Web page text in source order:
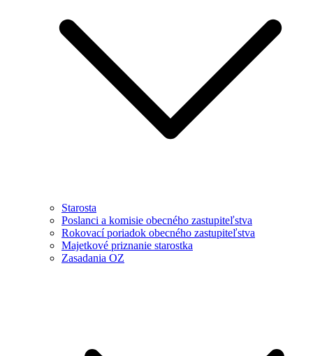
Starosta
Poslanci a komisie obecného zastupiteľstva
Rokovací poriadok obecného zastupiteľstva
Majetkové priznanie starostka
Zasadania OZ